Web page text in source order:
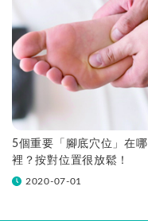
5個重要「腳底穴位」在哪
裡？按對位置很放鬆！
2020-07-01